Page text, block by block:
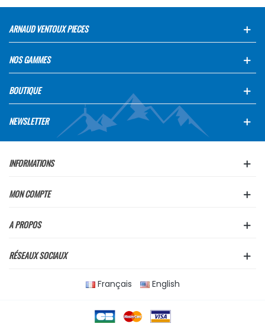
ARNAUD VENTOUX PIECES
NOS GAMMES
BOUTIQUE
NEWSLETTER
INFORMATIONS
MON COMPTE
A PROPOS
RÉSEAUX SOCIAUX
Français English